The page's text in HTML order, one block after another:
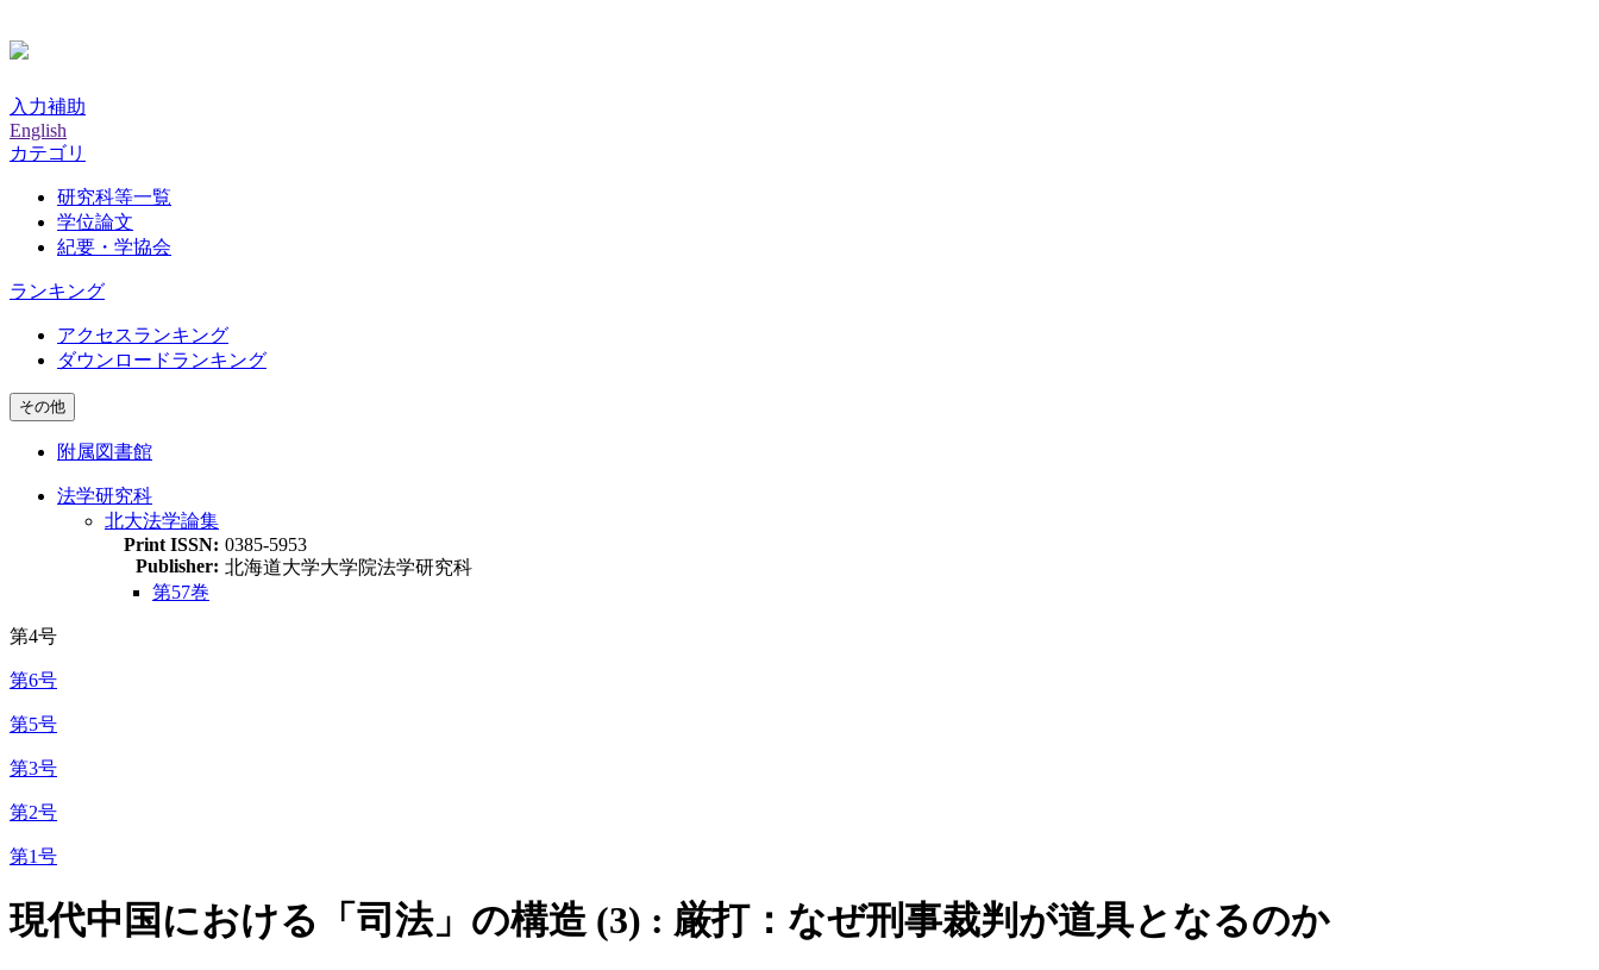
入力補助
English
カテゴリ
研究科等一覧
学位論文
紀要・学協会
ランキング
アクセスランキング
ダウンロードランキング
その他
附属図書館
法学研究科
北大法学論集
Print ISSN: 0385-5953
Publisher: 北海道大学大学院法学研究科
第57巻
第4号
第6号
第5号
第3号
第2号
第1号
現代中国における「司法」の構造 (3) : 厳打：なぜ刑事裁判が道具となるのか